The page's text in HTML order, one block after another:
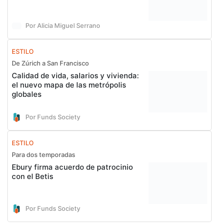
Por Alicia Miguel Serrano
ESTILO
De Zúrich a San Francisco
Calidad de vida, salarios y vivienda:
el nuevo mapa de las metrópolis
globales
Por Funds Society
ESTILO
Para dos temporadas
Ebury firma acuerdo de patrocinio
con el Betis
Por Funds Society